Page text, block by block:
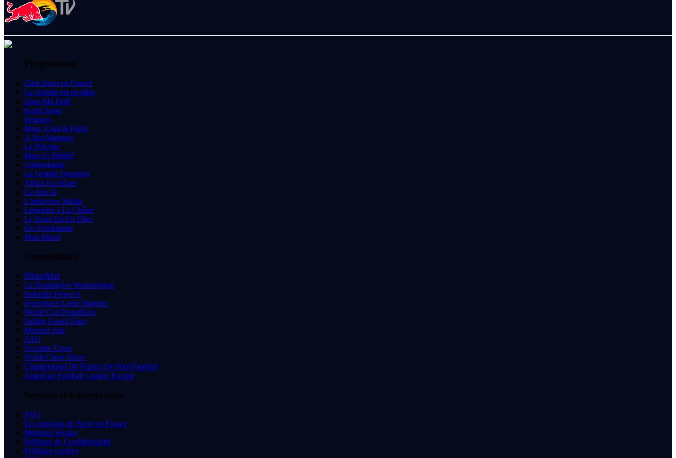
Programmes
Club Sport en France
La victoire est en elles
Dans Ma Fédé
Esprit Sport
Origines
Mma, Chill & Fight
A Vos Marques
Le P'tit Pac
Mon Gr Préféré
Unbreakable
La Grande Question
Africa Eco Race
Ce Jour-là
L'interview Media
Légendes à La Chêne
Le Sport Est En Elles
On S'enflamme
Mon Rituel
Compétitions
BikingMan
La Boulangère Wonderligue
Saforelle Power 6
Synerglace Ligue Magnus
World Cup Pentathlon
Sailing Grand Slam
Monster Jam
ASO
Seconde Ligue
World Chess Show
Championnat De France De Foot Fauteuil
American Football League Europe
Services et Informations
FAQ
Les missions de Sport en France
Mentions légales
Politique de Confidentialité
Politique cookies